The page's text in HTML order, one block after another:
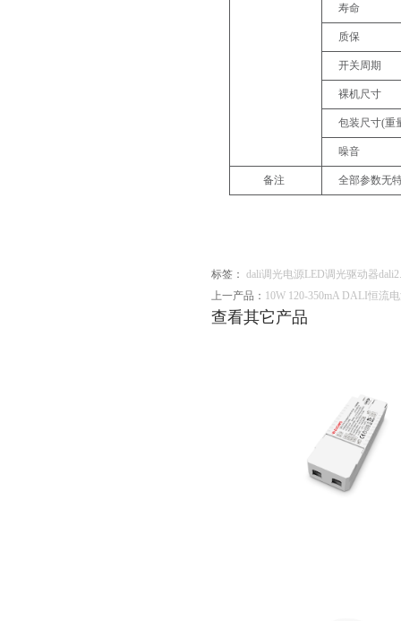
寿命
质保
开关周期
裸机尺寸
包装尺寸(重
噪音
备注 全部参数无
标签： dali调光电源 LED调光驱动器
上一产品： 10W 120-350mA DALI恒流
查看其它产品